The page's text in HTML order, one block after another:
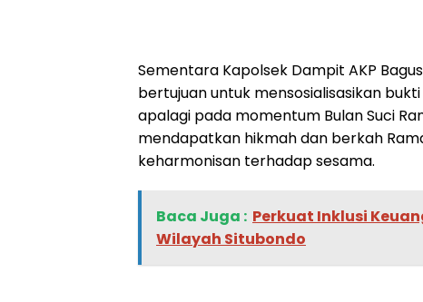
Sementara Kapolsek Dampit AKP
bertujuan untuk mensosialisasikan
apalagi pada momentum Bulan Suci
mendapatkan hikmah dan berkah
keharmonisan terhadap sesama.
Baca Juga : Perkuat Inklusi
Wilayah Situbondo